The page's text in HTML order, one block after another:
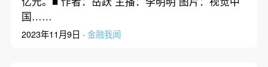
国……
2023年11月9日 · 金融我闻